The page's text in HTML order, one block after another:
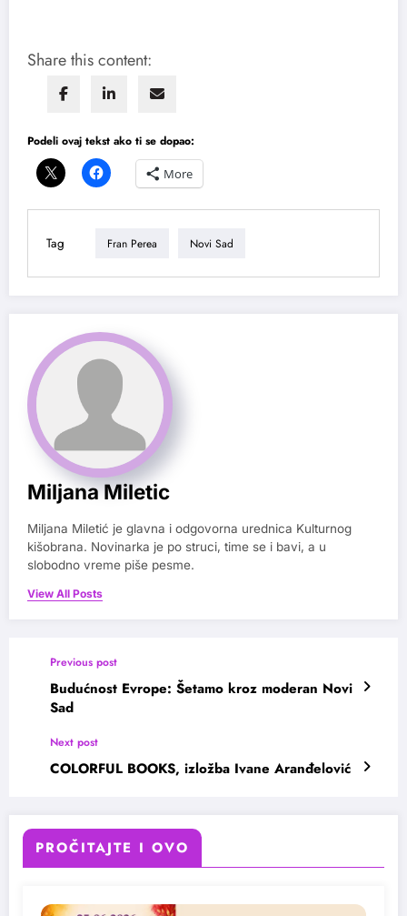
Share this content:
Podeli ovaj tekst ako ti se dopao:
More
Tag Fran Perea Novi Sad
Miljana Miletic
Miljana Miletić je glavna i odgovorna urednica Kulturnog
kišobrana. Novinarka je po struci, time se i bavi, a u
slobodno vreme piše pesme.
View All Posts
Previous post
Budućnost Evrope: Šetamo kroz moderan Novi
Sad
Next post
COLORFUL BOOKS, izložba Ivane Aranđelović
PROČITAJTE I OVO